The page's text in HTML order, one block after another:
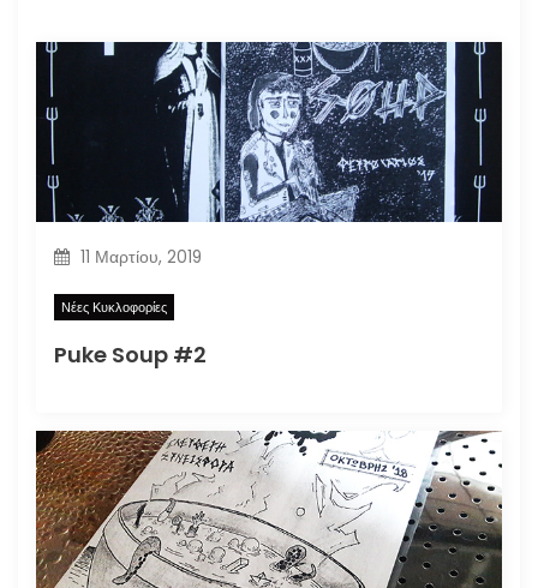
11 Μαρτίου, 2019
Νέες Κυκλοφορίες
Puke Soup #2